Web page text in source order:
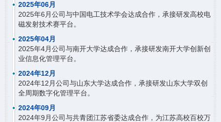
2025年06月
2025年6月公司与中国电工技术学会达成合作，承接研发高校电
磁发射技术赛平台。
2025年04月
2025年4月公司与南开大学达成合作，承接研发南开大学创新创
业信息化管理平台。
2024年12月
2024年12月公司与山东大学达成合作，承接研发山东大学双创
全周期数字化管理平台。
2024年09月
2024年9月公司与共青团江苏省委达成合作，为江苏高校百校万